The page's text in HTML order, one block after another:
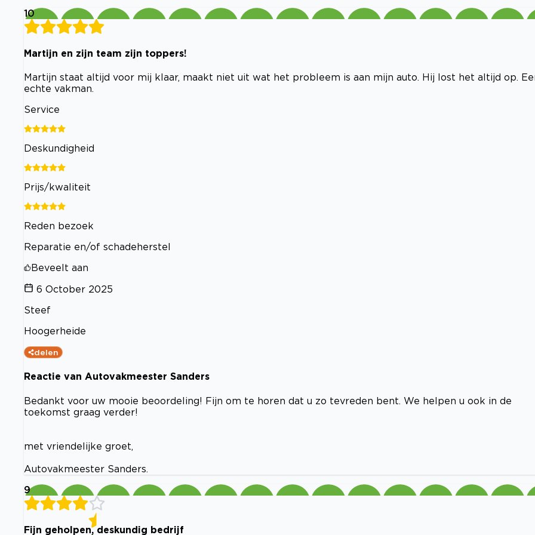
10
Martijn en zijn team zijn toppers!
Martijn staat altijd voor mij klaar, maakt niet uit wat het probleem is aan mijn auto. Hij lost het altijd op.
echte vakman.
Service
Deskundigheid
Prijs/kwaliteit
Reden bezoek
Reparatie en/of schadeherstel
Beveelt aan
6 October 2025
Steef
Hoogerheide
delen
Reactie van Autovakmeester Sanders
Bedankt voor uw mooie beoordeling! Fijn om te horen dat u zo tevreden bent. We helpen u ook in de
toekomst graag verder!
met vriendelijke groet,
Autovakmeester Sanders.
9
Fijn geholpen, deskundig bedrijf